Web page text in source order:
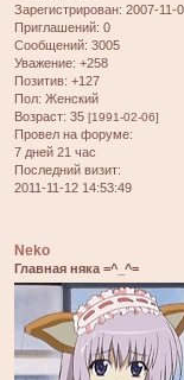
Зарегистрирован: 2007-11-
Приглашений: 0
Сообщений: 3005
Уважение: +258
Позитив: +127
Пол: Женский
Возраст: 35 [1991-02-06]
Провел на форуме:
7 дней 21 час
Последний визит:
2011-11-12 14:53:49
Neko
Главная няка =^_^=